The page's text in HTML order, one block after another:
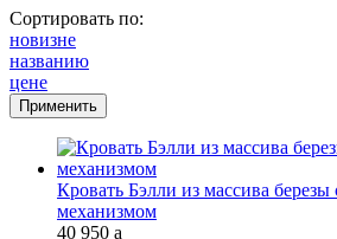
Сортировать по:
новизне
названию
цене
Кровать Бэлли из массива
механизмом
40 950 a